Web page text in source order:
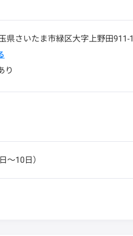
県さいたま市緑区大字上野田911-1
り
〜10日）